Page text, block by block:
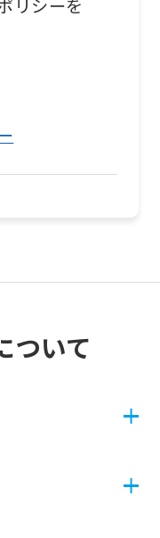
リシーを
ついて